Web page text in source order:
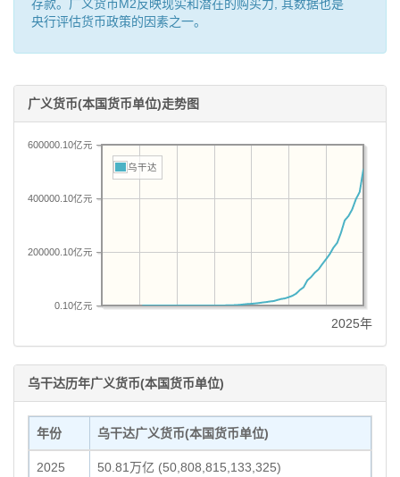
存款。广义货币M2反映现实和潜在的购买力, 其数据也是
央行评估货币政策的因素之一。
广义货币(本国货币单位)走势图
0.10亿元
200000.10亿元
400000.10亿元
600000.10亿元
乌干达
2025年
乌干达历年广义货币(本国货币单位)
年份 乌干达广义货币(本国货币单位)
2025 50.81万亿 (50,808,815,133,325)